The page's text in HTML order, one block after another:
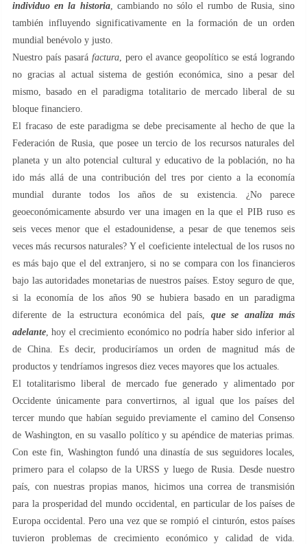
individuo en la historia, cambiando no sólo el rumbo de Rusia, sino
también influyendo significativamente en la formación de un orden
mundial benévolo y justo.
Nuestro país pasará factura, pero el avance geopolítico se está logrando
no gracias al actual sistema de gestión económica, sino a pesar del
mismo, basado en el paradigma totalitario de mercado liberal de su
bloque financiero.
El fracaso de este paradigma se debe precisamente al hecho de que la
Federación de Rusia, que posee un tercio de los recursos naturales del
planeta y un alto potencial cultural y educativo de la población, no ha
ido más allá de una contribución del tres por ciento a la economía
mundial durante todos los años de su existencia. ¿No parece
geoeconómicamente absurdo ver una imagen en la que el PIB ruso es
seis veces menor que el estadounidense, a pesar de que tenemos seis
veces más recursos naturales? Y el coeficiente intelectual de los rusos no
es más bajo que el del extranjero, si no se compara con los financieros
bajo las autoridades monetarias de nuestros países. Estoy seguro de que,
si la economía de los años 90 se hubiera basado en un paradigma
diferente de la estructura económica del país, que se analiza más
adelante , hoy el crecimiento económico no podría haber sido inferior al
de China. Es decir, produciríamos un orden de magnitud más de
productos y tendríamos ingresos diez veces mayores que los actuales.
El totalitarismo liberal de mercado fue generado y alimentado por
Occidente únicamente para convertirnos, al igual que los países del
tercer mundo que habían seguido previamente el camino del Consenso
de Washington, en su vasallo político y su apéndice de materias primas.
Con este fin, Washington fundó una dinastía de sus seguidores locales,
primero para el colapso de la URSS y luego de Rusia. Desde nuestro
país, con nuestras propias manos, hicimos una correa de transmisión
para la prosperidad del mundo occidental, en particular de los países de
Europa occidental. Pero una vez que se rompió el cinturón, estos países
tuvieron problemas de crecimiento económico y calidad de vida.